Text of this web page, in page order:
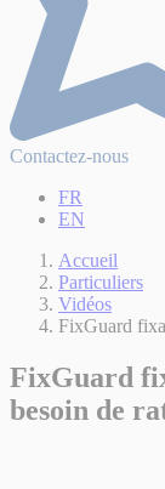
Contactez-nous
FR
EN
Accueil
Particuliers
Vidéos
FixGuard
FixGuard
besoin de